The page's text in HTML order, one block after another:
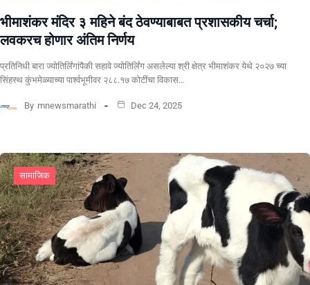
भीमाशंकर मंदिर ३ महिने बंद ठेवण्याबाबत प्रशासकीय चर्चा;
लवकरच होणार अंतिम निर्णय
प्रतिनिधी बारा ज्योतिर्लिंगांपैकी सहावे ज्योतिर्लिंग असलेल्या श्री क्षेत्र भीमाशंकर येथे २०२७ च्या
सिंहस्थ कुंभमेळ्याच्या पार्श्वभूमीवर २८८.१७ कोटींचा विकास…
By mnewsmarathi Dec 24, 2025
सामाजिक